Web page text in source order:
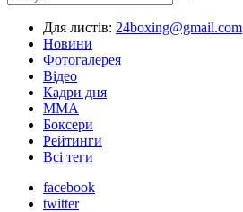
Для листів: 24boxing@gmail.com
Новини
Фотогалерея
Відео
Кадри дня
ММА
Боксери
Рейтинги
Всі теги
facebook
twitter